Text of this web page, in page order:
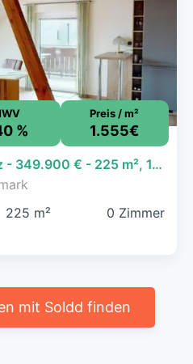
%
Preis / m²
1.555€
Haus zum Kauf - Leibnitz - 349.900 € - 225 m², 1.000 m² Grundstück
225 m² 0 Zimmer
mit Soldd finden